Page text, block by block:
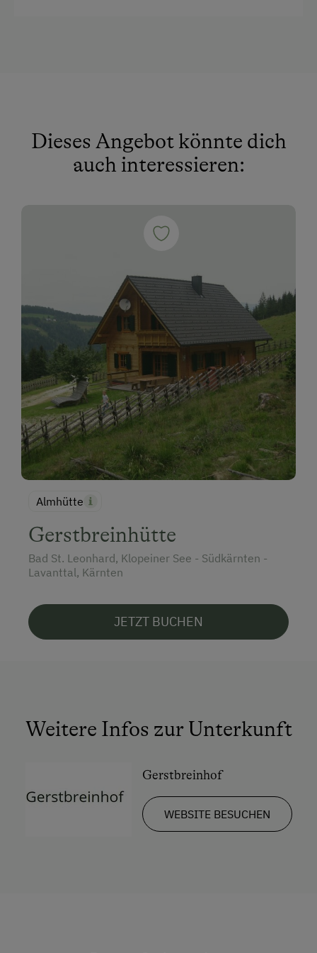
Dieses Angebot könnte dich
auch interessieren:
Almhütte
Gerstbreinhütte
Bad St. Leonhard, Klopeiner See - Südkärnten -
Lavanttal, Kärnten
JETZT BUCHEN
Weitere Infos zur Unterkunft
Gerstbreinhof
WEBSITE BESUCHEN